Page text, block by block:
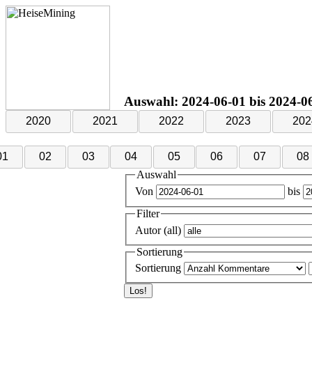
2020 2021 2022 2023
02 03 04 05 06 07 08
Auswahl: 2024-06-01 bis
Auswahl
Von
bis
Filter
Autor (all)
Sortierung
Sortierung
Los!